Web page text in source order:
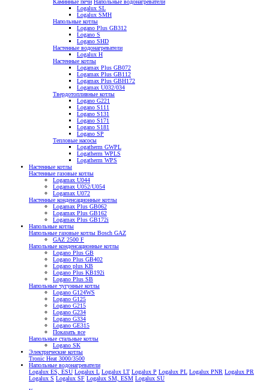
Каминные печи Напольные водонагреватели
Logalux SL
Logalux SMH
Напольные котлы
Logano Plus GB312
Logano S
Logano SHD
Настенные водонагреватели
Logalux H
Настенные котлы
Logamax Plus GB072
Logamax Plus GB112
Logamax Plus GBH172
Logamax U032/034
Твердотопливные котлы
Logano G221
Logano S111
Logano S131
Logano S171
Logano S181
Logano SP
Тепловые насосы
Logatherm GWPL
Logatherm WPLS
Logatherm WPS
Настенные котлы
Настенные газовые котлы
Logamax U044
Logamax U052/U054
Logamax U072
Настенные конденсационные котлы
Logamax Plus GB062
Logamax Plus GB162
Logamax Plus GB172i
Напольные котлы
Напольные газовые котлы Bosch GAZ
GAZ 2500 F
Напольные конденсационные котлы
Logano Plus GB
Logano Plus GB402
Logano plus KB
Logano Plus KB192i
Logano Plus SB
Напольные чугунные котлы
Logano G124WS
Logano G125
Logano G215
Logano G234
Logano G334
Logano GE315
Показать все
Напольные стальные котлы
Logano SK
Электрические котлы
Tronic Heat 3000/3500
Напольные водонагреватели
Logalux ES, ESU Logalux L Logalux LT Logalux P Logalux PL Logalux PNR Logalux PR
Logalux S Logalux SF Logalux SM, ESM Logalux SU